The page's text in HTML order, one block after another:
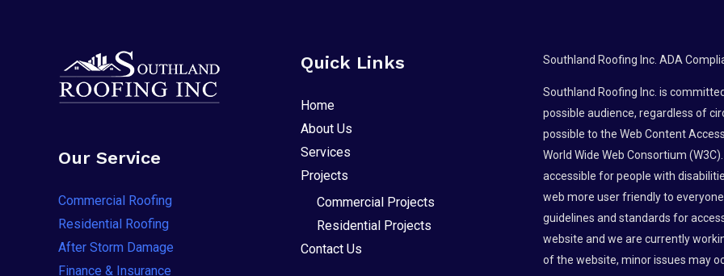
Our Service
Commercial Roofing
Residential Roofing
After Storm Damage
Finance & Insurance
Quick Links
Home
About Us
Services
Projects
Commercial Projects
Residential Projects
Contact Us
Southland Roofing Inc. ADA
Southland Roofing Inc. is
possible audience, regardless of
possible to the Web Content
World Wide Web Consortium
accessible for people with
web more user friendly to
guidelines and standards for
website and we are currently
of the website, minor issues may